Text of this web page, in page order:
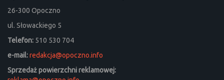
26-300 Opoczno
ul. Słowackiego 5
Telefon: 510 530 704
e-mail:redakcja@opoczno.info
Sprzedaż powierzchni reklamowej: